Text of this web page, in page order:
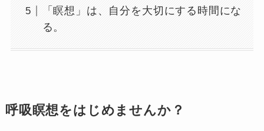
「瞑想」は、自分を大切にする時間にな
る。
呼吸瞑想をはじめませんか？